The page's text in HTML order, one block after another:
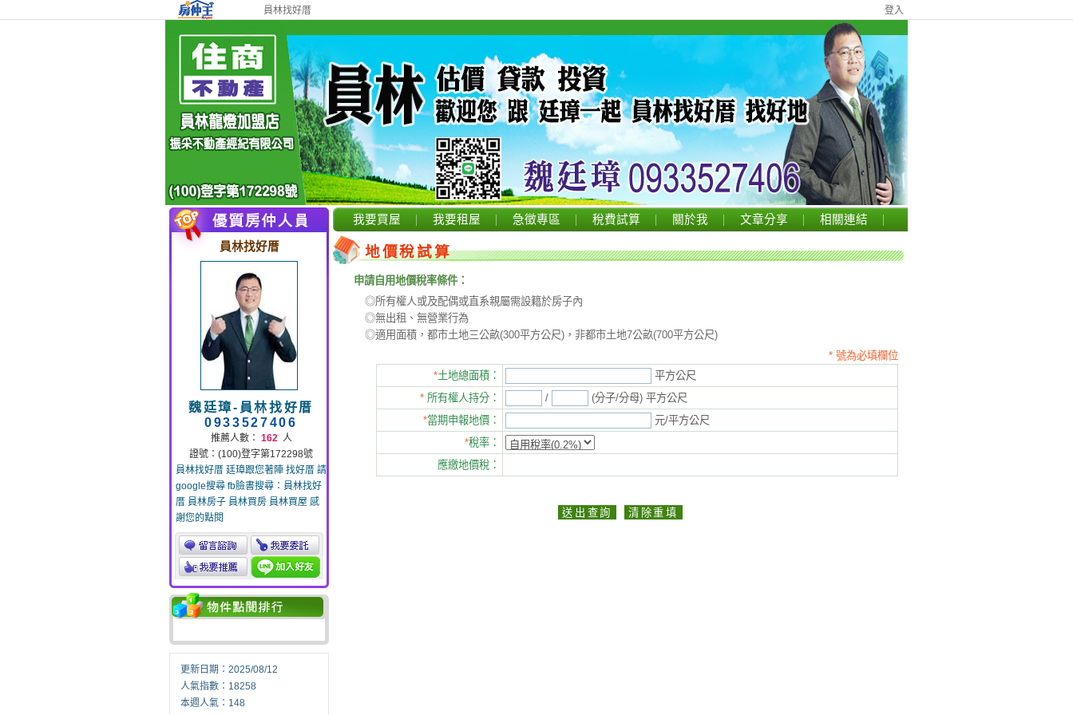
員林找好厝 登入
員林找好厝
魏廷璋-員林找好厝
0933527406
推薦人數： 162 人
證號：(100)登字第172298號
員林找好厝 廷璋跟您著陣 找好厝 請
google搜尋 fb臉書搜尋：員林找好
厝 員林房子 員林買房 員林買屋 感
謝您的點閱
更新日期：2025/08/12
人氣指數：18258
本週人氣：148
我要買屋 我要租屋 急徵專區 稅費試算 關於我 文章分享 相關連結
地價稅試算
申請自用地價稅率條件：
◎所有權人或及配偶或直系親屬需設籍於房子內
◎無出租、無營業行為
◎適用面積，都市土地三公畝(300平方公尺)，非都市土地7公畝(700平方公尺)
* 號為必填欄位
*土地總面積：
平方公尺
* 所有權人持分： /
(分子/分母) 平方公尺
*當期申報地價：
元/平方公尺
*稅率：
應繳地價稅：